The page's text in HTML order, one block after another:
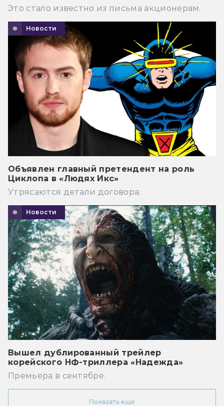
Это стало известно из письма акционерам.
Новости
Объявлен главный претендент на роль
Циклопа в «Людях Икс»
Утрясаются детали договора.
Новости
Вышел дублированный трейлер
корейского НФ-триллера «Надежда»
Премьера в сентябре.
Показать ещё